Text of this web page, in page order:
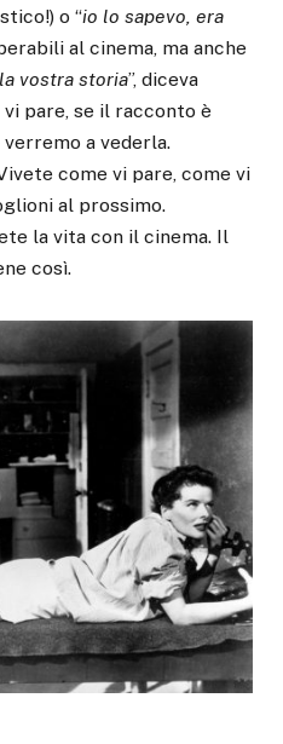
o “io lo sapevo, era
al cinema, ma anche
vostra storia”, diceva
pare, se il racconto è
a vederla.
come vi pare, come vi
al prossimo.
la vita con il cinema. Il
così.